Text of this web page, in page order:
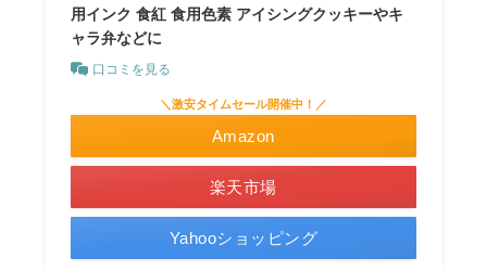
用インク 食紅 食用色素 アイシングクッキーやキ
ャラ弁などに
口コミを見る
＼激安タイムセール開催中！／
Amazon
楽天市場
Yahooショッピング